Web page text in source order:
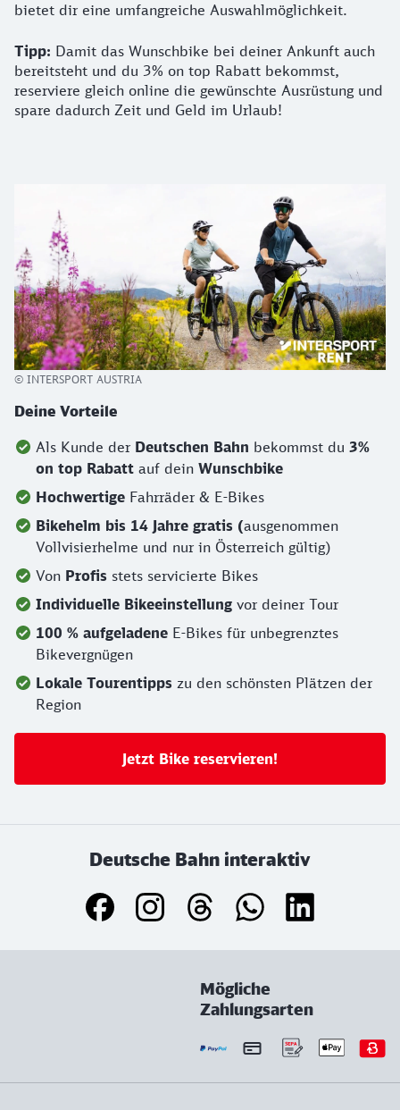
bietet dir eine umfangreiche Auswahlmöglichkeit.
Tipp: Damit das Wunschbike bei deiner Ankunft auch
bereitsteht und du 3% on top Rabatt bekommst,
reserviere gleich online die gewünschte Ausrüstung und
spare dadurch Zeit und Geld im Urlaub!
© INTERSPORT AUSTRIA
Deine Vorteile
Als Kunde der Deutschen Bahn bekommst du 3%
on top Rabatt auf dein Wunschbike
Hochwertige Fahrräder & E-Bikes
Bikehelm bis 14 Jahre gratis (ausgenommen
Vollvisierhelme und nur in Österreich gültig)
Von Profis stets servicierte Bikes
Individuelle Bikeeinstellung vor deiner Tour
100 % aufgeladene E-Bikes für unbegrenztes
Bikevergnügen
Lokale Tourentipps zu den schönsten Plätzen der
Region
Jetzt Bike reservieren!
Deutsche Bahn interaktiv
Mögliche
Zahlungsarten